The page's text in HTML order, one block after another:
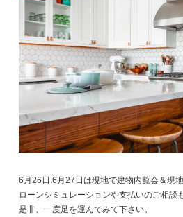
6月26日,6月27日は現地で建物内覧会＆現
ローンシミュレーションや支払いのご相談
是非、一度足を運んでみて下さい。